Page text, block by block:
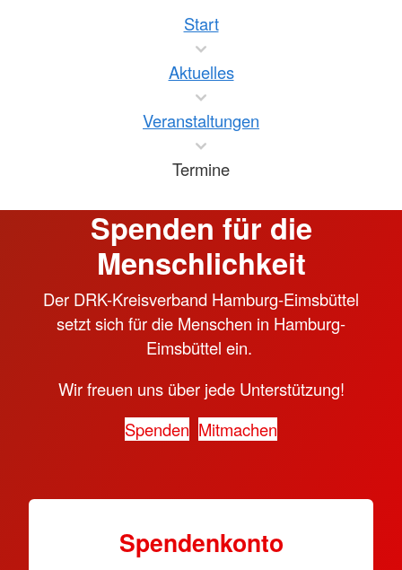
Start
Aktuelles
Veranstaltungen
Termine
Spenden für die
Menschlichkeit
Der DRK-Kreisverband Hamburg-Eimsbüttel
setzt sich für die Menschen in Hamburg-
Eimsbüttel ein.
Wir freuen uns über jede Unterstützung!
Spenden Mitmachen
Spendenkonto